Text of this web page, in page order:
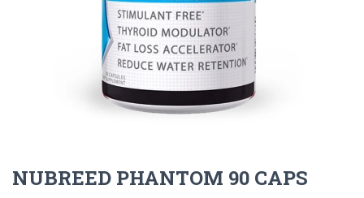
NUBREED PHANTOM 90 CAPS